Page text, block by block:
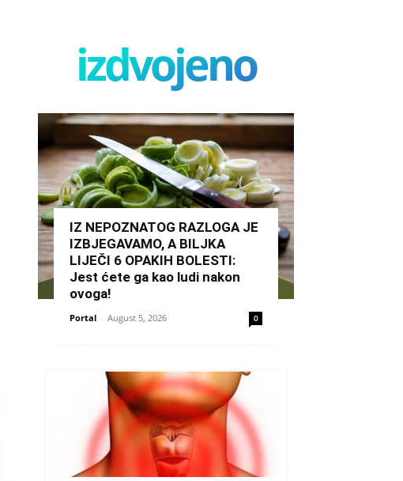
izdvojeno
IZ NEPOZNATOG RAZLOGA JE
IZBJEGAVAMO, A BILJKA
LIJEČI 6 OPAKIH BOLESTI:
Jest ćete ga kao ludi nakon
ovoga!
Portal - August 5, 2026 0